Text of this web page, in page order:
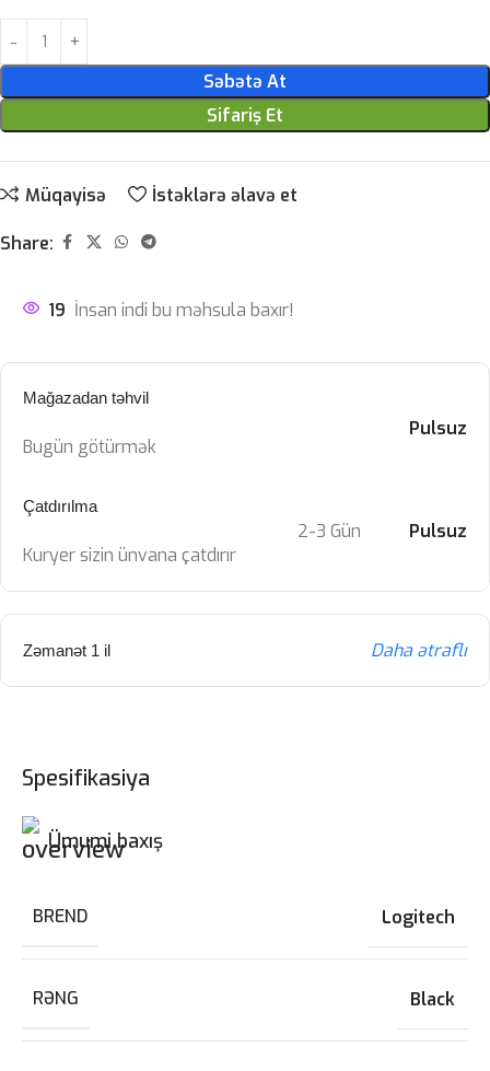
Səbətə At
Sifariş Et
Müqayisə İstəklərə əlavə et
Share:
19 İnsan indi bu məhsula baxır!
Mağazadan təhvil
Bugün götürmək
Pulsuz
Çatdırılma
Kuryer sizin ünvana çatdırır
2-3 Gün Pulsuz
Zəmanət 1 il Daha ətraflı
Spesifikasiya
Ümumi baxış
BREND Logitech
RƏNG Black